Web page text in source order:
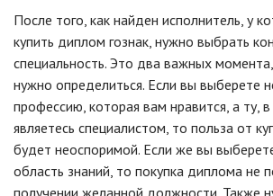
После того, как найден исполнитель, у
купить диплом гознак, нужно выбрать
специальность. Это два важных
нужно определиться. Если вы выберете
профессию, которая вам нравится, а ту,
являетесь специалистом, то польза от
будет неоспоримой. Если же вы
область знаний, то покупка диплома не
получении желанной должности. Также